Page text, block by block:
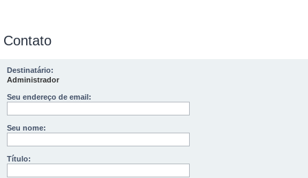
Contato
Destinatário:
Administrador
Seu endereço de email:
Seu nome:
Título: